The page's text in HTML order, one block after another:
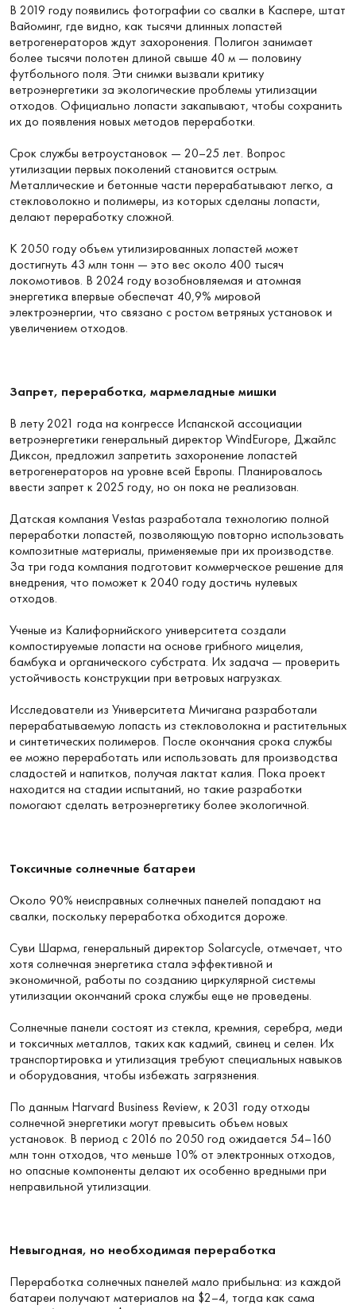
В 2019 году появились фотографии со свалки в Каспере, штат
Вайоминг, где видно, как тысячи длинных лопастей
ветрогенераторов ждут захоронения. Полигон занимает
более тысячи полотен длиной свыше 40 м — половину
футбольного поля. Эти снимки вызвали критику
ветроэнергетики за экологические проблемы утилизации
отходов. Официально лопасти закапывают, чтобы сохранить
их до появления новых методов переработки.
Срок службы ветроустановок — 20–25 лет. Вопрос
утилизации первых поколений становится острым.
Металлические и бетонные части перерабатывают легко, а
стекловолокно и полимеры, из которых сделаны лопасти,
делают переработку сложной.
К 2050 году объем утилизированных лопастей может
достигнуть 43 млн тонн — это вес около 400 тысяч
локомотивов. В 2024 году возобновляемая и атомная
энергетика впервые обеспечат 40,9% мировой
электроэнергии, что связано с ростом ветряных установок и
увеличением отходов.
Запрет, переработка, мармеладные мишки
В лету 2021 года на конгрессе Испанской ассоциации
ветроэнергетики генеральный директор WindEurope, Джайлс
Диксон, предложил запретить захоронение лопастей
ветрогенераторов на уровне всей Европы. Планировалось
ввести запрет к 2025 году, но он пока не реализован.
Датская компания Vestas разработала технологию полной
переработки лопастей, позволяющую повторно использовать
композитные материалы, применяемые при их производстве.
За три года компания подготовит коммерческое решение для
внедрения, что поможет к 2040 году достичь нулевых
отходов.
Ученые из Калифорнийского университета создали
компостируемые лопасти на основе грибного мицелия,
бамбука и органического субстрата. Их задача — проверить
устойчивость конструкции при ветровых нагрузках.
Исследователи из Университета Мичигана разработали
перерабатываемую лопасть из стекловолокна и растительных
и синтетических полимеров. После окончания срока службы
ее можно переработать или использовать для производства
сладостей и напитков, получая лактат калия. Пока проект
находится на стадии испытаний, но такие разработки
помогают сделать ветроэнергетику более экологичной.
Токсичные солнечные батареи
Около 90% неисправных солнечных панелей попадают на
свалки, поскольку переработка обходится дороже.
Суви Шарма, генеральный директор Solarcycle, отмечает, что
хотя солнечная энергетика стала эффективной и
экономичной, работы по созданию циркулярной системы
утилизации окончаний срока службы еще не проведены.
Солнечные панели состоят из стекла, кремния, серебра, меди
и токсичных металлов, таких как кадмий, свинец и селен. Их
транспортировка и утилизация требуют специальных навыков
и оборудования, чтобы избежать загрязнения.
По данным Harvard Business Review, к 2031 году отходы
солнечной энергетики могут превысить объем новых
установок. В период с 2016 по 2050 год ожидается 54–160
млн тонн отходов, что меньше 10% от электронных отходов,
но опасные компоненты делают их особенно вредными при
неправильной утилизации.
Невыгодная, но необходимая переработка
Переработка солнечных панелей мало прибыльна: из каждой
батареи получают материалов на $2–4, тогда как сама